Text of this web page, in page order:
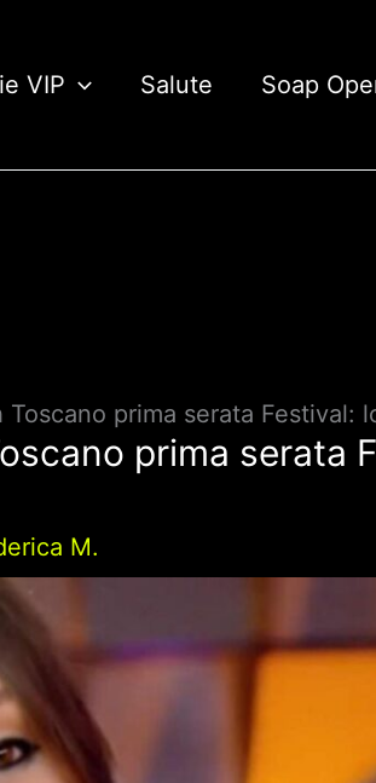
VIP Salute Soap
prima serata Festival:
prima serata
M.